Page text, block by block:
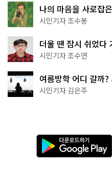
나의 마음을 사로잡
상작 공개!
시민기자 조수봉
더울 땐 잠시 쉬었다
·무더위쉼터까지
시민기자 조수연
여름방학 어디 갈까
추천
시민기자 김은주
다
운
로